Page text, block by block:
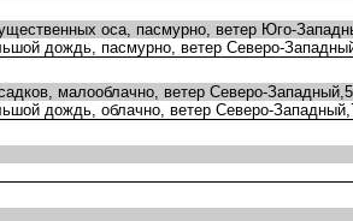
оса, пасмурно, ветер Юго-
дождь, пасмурно, ветер Северо-
малооблачно, ветер Северо-
дождь, облачно, ветер Северо-